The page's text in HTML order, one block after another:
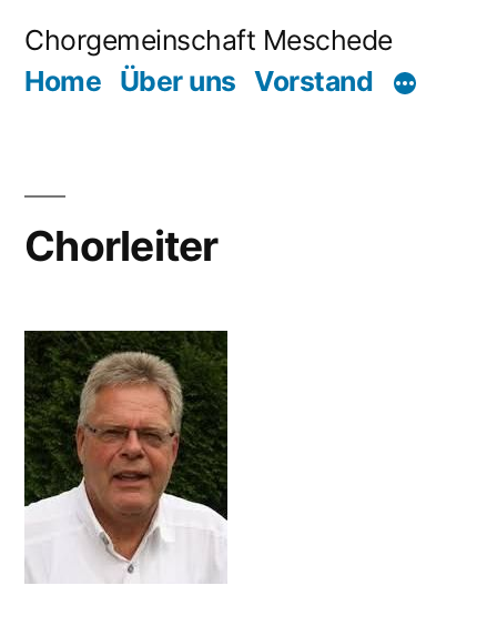
Inhalt
Chorgemeinschaft Meschede
Home Über uns Vorstand
Chorleiter